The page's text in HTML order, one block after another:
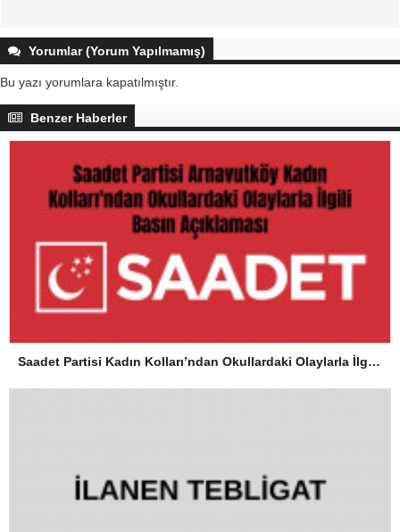
Yorumlar (Yorum Yapılmamış)
Bu yazı yorumlara kapatılmıştır.
Benzer Haberler
Saadet Partisi Kadın Kolları’ndan Okullardaki Olaylarla İlgili Basın Açıklaması